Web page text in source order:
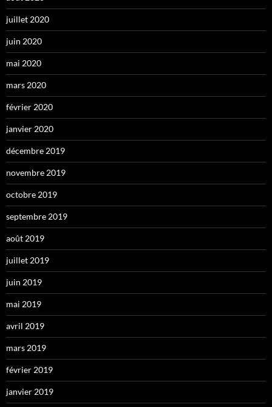
juillet 2020
juin 2020
mai 2020
mars 2020
février 2020
janvier 2020
décembre 2019
novembre 2019
octobre 2019
septembre 2019
août 2019
juillet 2019
juin 2019
mai 2019
avril 2019
mars 2019
février 2019
janvier 2019